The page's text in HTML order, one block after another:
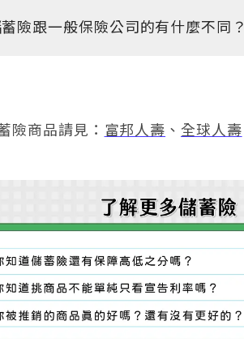
險跟一般保險公司的有什麼不同？
險商品請見： 富邦人壽 、 全球人壽